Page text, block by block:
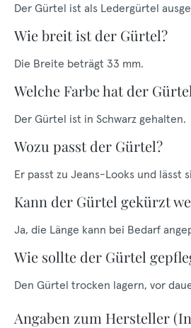
Der Gürtel ist als Ledergürtel
Wie breit ist der Gürtel?
Die Breite beträgt 33 mm.
Welche Farbe hat der
Der Gürtel ist in Schwarz gehalten.
Wozu passt der Gürtel?
Er passt zu Jeans-Looks und lässt
Kann der Gürtel gekürzt
Ja, die Länge kann bei Bedarf
Wie sollte der Gürtel
Den Gürtel trocken lagern, vor
Angaben zum Hersteller